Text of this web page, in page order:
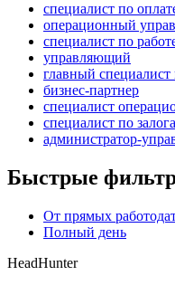
специалист по
операционный
специалист по
управляющий
главный специалист
бизнес-партнер
специалист
специалист по
администратор-
Быстрые
От прямых
Полный день
HeadHunter